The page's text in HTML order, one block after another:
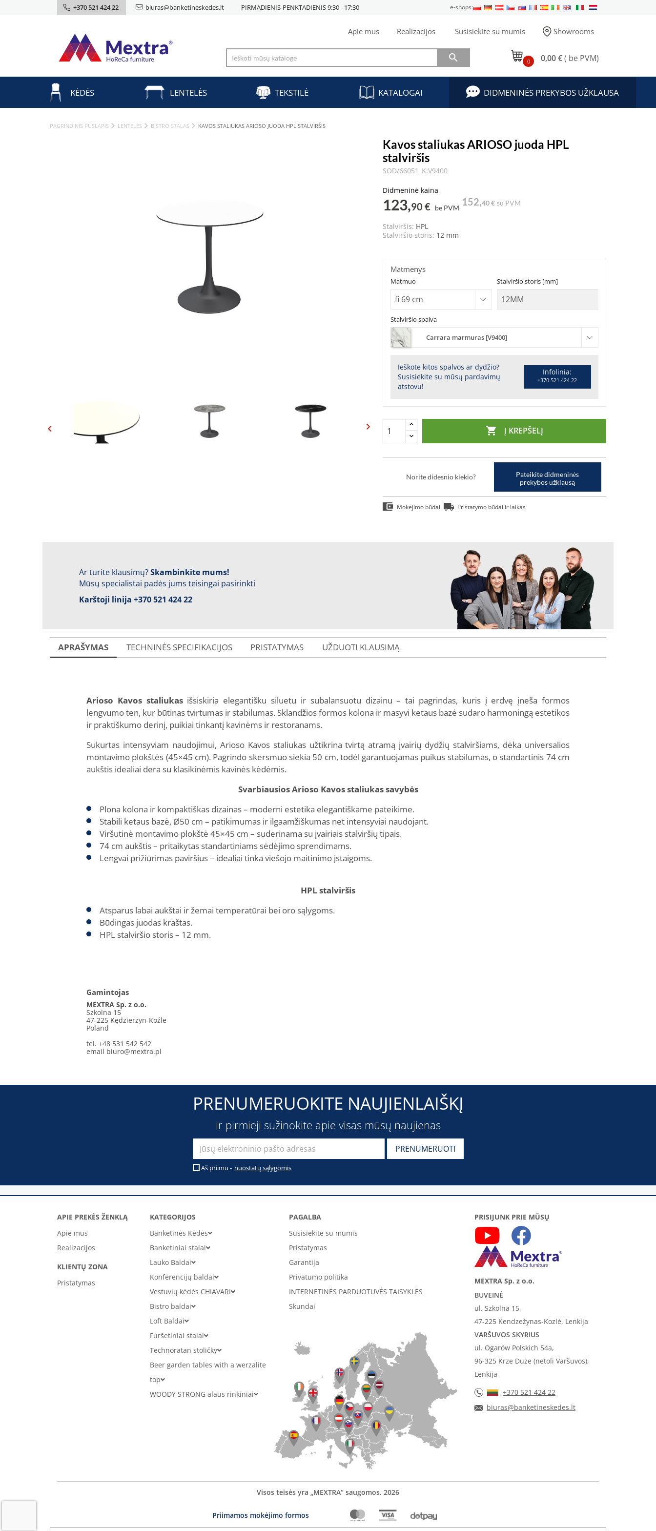
+370 521 424 22 biuras@banketineskedes.lt PIRMADIENIS-PENKTADIENIS 9:30 - 17:30 e-shops:
Apie mus Realizacijos Susisiekite su mumis Showrooms
 0 0,00 €( be PVM)
KĖDĖS LENTELĖS TEKSTILĖ KATALOGAI DIDMENINĖS PREKYBOS UŽKLAUSA
PAGRINDINIS PUSLAPIS LENTELĖS BISTRO STALAS KAVOS STALIUKAS ARIOSO JUODA HPL STALVIRŠIS
Kavos staliukas ARIOSO juoda HPL
stalviršis
SOD/66051_K:V9400
Didmeninė kaina
123,90 € be PVM
152,40 € su PVM
Stalviršis: HPL
Stalviršio storis: 12 mm
Stalviršio spalva
Carrara marmuras [V9400]
Ieškote kitos spalvos ar dydžio?
Susisiekite su mūsų pardavimų
atstovu!
Infolinia:
+370 521 424 22
Matmuo Stalviršio storis [mm]
Matmenys
 Į KREPŠELĮ
Norite didesnio kiekio?
Pateikite didmeninės
prekybos užklausą
Mokėjimo būdai Pristatymo būdai ir laikas
Ar turite klausimų?Skambinkite mums!
Mūsų specialistai padės jums teisingai pasirinkti
Karštoji linija +370 521 424 22
APRAŠYMAS TECHNINĖS SPECIFIKACIJOS PRISTATYMAS UŽDUOTI KLAUSIMĄ
Arioso Kavos staliukasišsiskiria elegantišku siluetu ir subalansuotu dizainu – tai pagrindas, kuris į erdvę įneša formos
lengvumo ten, kur būtinas tvirtumas ir stabilumas. Sklandžios formos kolona ir masyvi ketaus bazė sudaro harmoningą estetikos
ir praktiškumo derinį, puikiai tinkantį kavinėms ir restoranams.
Sukurtas intensyviam naudojimui, Arioso Kavos staliukas užtikrina tvirtą atramą įvairių dydžių stalviršiams, dėka universalios
montavimo plokštės (45×45 cm). Pagrindo skersmuo siekia 50 cm, todėl garantuojamas puikus stabilumas, o standartinis 74 cm
aukštis idealiai dera su klasikinėmis kavinės kėdėmis.
Svarbiausios Arioso Kavos staliukas savybės
Plona kolona ir kompaktiškas dizainas – moderni estetika elegantiškame pateikime.
Stabili ketaus bazė, Ø50 cm – patikimumas ir ilgaamžiškumas net intensyviai naudojant.
Viršutinė montavimo plokštė 45×45 cm – suderinama su įvairiais stalviršių tipais.
74 cm aukštis – pritaikytas standartiniams sėdėjimo sprendimams.
Lengvai prižiūrimas paviršius – idealiai tinka viešojo maitinimo įstaigoms.
HPL stalviršis
Atsparus labai aukštai ir žemai temperatūrai bei oro sąlygoms.
Būdingas juodas kraštas.
HPL stalviršio storis – 12 mm.
Gamintojas
MEXTRA Sp. z o.o.
Szkolna 15
47-225 Kędzierzyn-Koźle
Poland
tel. +48 531 542 542
email biuro@mextra.pl
PRENUMERUOKITE NAUJIENLAIŠKĮ
ir pirmieji sužinokite apie visas mūsų naujienas
Aš priimu - nuostatų sąlygomis
APIE PREKĖS ŽENKLĄ
Apie mus
Realizacijos
KLIENTŲ ZONA
Pristatymas
KATEGORIJOS
Banketinės Kėdės
Banketiniai stalai
Lauko Baldai
Konferencijų baldai
Vestuvių kėdės CHIAVARI
Bistro baldai
Loft Baldai
Furšetiniai stalai
Technoratan stoličky
Beer garden tables with a werzalite
top
WOODY STRONG alaus rinkiniai
PAGALBA
Susisiekite su mumis
Pristatymas
Garantija
Privatumo politika
INTERNETINĖS PARDUOTUVĖS TAISYKLĖS
Skundai
PRISIJUNK PRIE MŪSŲ
MEXTRA Sp. z o.o.
BUVEINĖ
ul. Szkolna 15,
47-225 Kendzežynas-Kozlė, Lenkija
VARŠUVOS SKYRIUS
ul. Ogarów Polskich 54a,
96-325 Krze Duże (netoli Varšuvos),
Lenkija
+370 521 424 22
biuras@banketineskedes.lt
Visos teisės yra „MEXTRA“ saugomos. 2026
Priimamos mokėjimo formos